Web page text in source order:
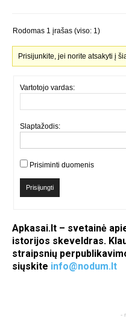
Rodomas 1 įrašas (viso: 1)
Prisijunkite, jei norite atsakyti į
Vartotojo vardas:
Slaptažodis:
Prisiminti duomenis
Prisijungti
Apkasai.lt – svetainė
istorijos skeveldras.
straipsnių
siųskite info@nodum.lt
-